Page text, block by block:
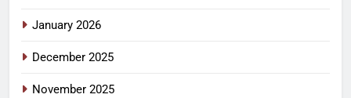
January 2026
December 2025
November 2025